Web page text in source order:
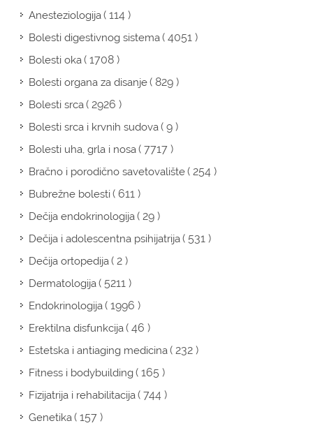
Anesteziologija( 114 )
Bolesti digestivnog sistema( 4051 )
Bolesti oka( 1708 )
Bolesti organa za disanje( 829 )
Bolesti srca( 2926 )
Bolesti srca i krvnih sudova( 9 )
Bolesti uha, grla i nosa( 7717 )
Bračno i porodično savetovalište( 254 )
Bubrežne bolesti( 611 )
Dečija endokrinologija( 29 )
Dečija i adolescentna psihijatrija( 531 )
Dečija ortopedija( 2 )
Dermatologija( 5211 )
Endokrinologija( 1996 )
Erektilna disfunkcija( 46 )
Estetska i antiaging medicina( 232 )
Fitness i bodybuilding( 165 )
Fizijatrija i rehabilitacija( 744 )
Genetika( 157 )